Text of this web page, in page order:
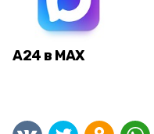
А24 в MAX